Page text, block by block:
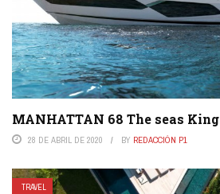
MANHATTAN 68 The seas King
28 DE ABRIL DE 2020 BY REDACCIÓN P1
TRAVEL